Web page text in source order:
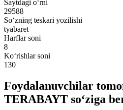
Saytdagi o‘rni
29588
So‘zning teskari yozilishi
tyabaret
Harflar soni
8
Ko‘rishlar soni
130
Foydalanuvchilar
TERABAYT so‘ziga